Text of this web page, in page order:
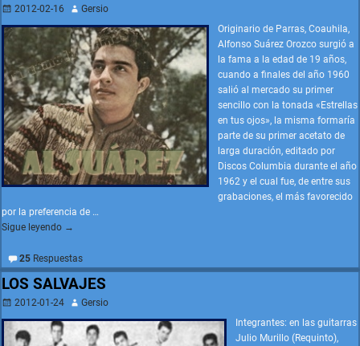
2012-02-16
Gersio
Originario de Parras, Coauhila,
Alfonso Suárez Orozco surgió a
la fama a la edad de 19 años,
cuando a finales del año 1960
salió al mercado su primer
sencillo con la tonada «Estrellas
en tus ojos», la misma formaría
parte de su primer acetato de
larga duración, editado por
Discos Columbia durante el año
1962 y el cual fue, de entre sus
grabaciones, el más favorecido
por la preferencia de …
Sigue leyendo →
25Respuestas
LOS SALVAJES
2012-01-24
Gersio
Integrantes: en las guitarras
Julio Murillo (Requinto),